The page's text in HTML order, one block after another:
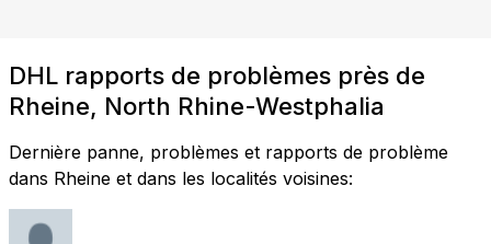
DHL rapports de problèmes près de
Rheine, North Rhine-Westphalia
Dernière panne, problèmes et rapports de problème
dans Rheine et dans les localités voisines: